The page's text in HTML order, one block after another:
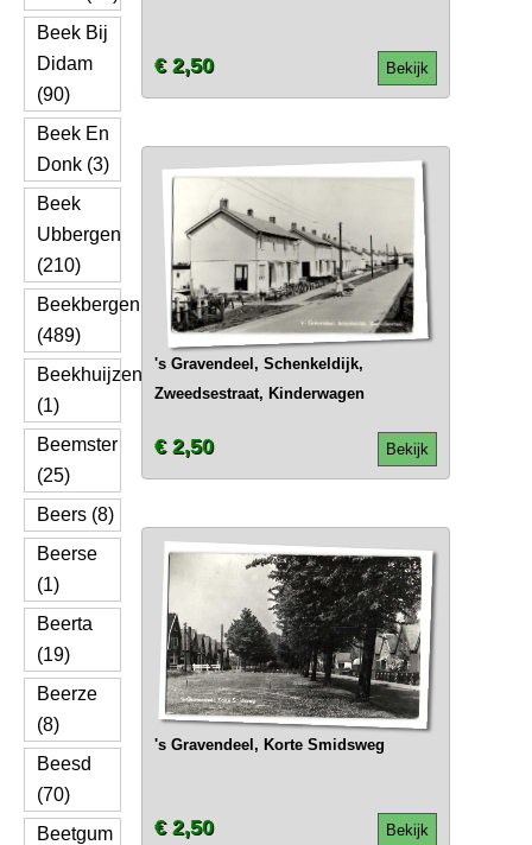
Beek Bij
Didam
(90)
Beek En
Donk (3)
Beek
Ubbergen
(210)
Beekbergen
(489)
Beekhuijzen
(1)
Beemster
(25)
Beers (8)
Beerse
(1)
Beerta
(19)
Beerze
(8)
Beesd
(70)
Beetgum
Bekijk
€ 2,50
's Gravendeel, Schenkeldijk,
Zweedsestraat, Kinderwagen
Bekijk
€ 2,50
's Gravendeel, Korte Smidsweg
Bekijk
€ 2,50